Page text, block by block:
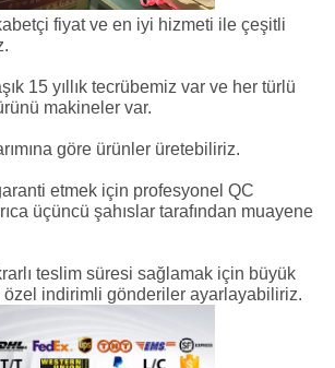
fiyat ve en iyi hizmeti ile çeşitli
15 yıllık tecrübemiz var ve her türlü
makineler var.
göre ürünler üretebiliriz.
etmek için profesyonel QC
üçüncü şahıslar tarafından muayene
teslim süresi sağlamak için büyük
özel indirimli gönderiler ayarlayabiliriz.